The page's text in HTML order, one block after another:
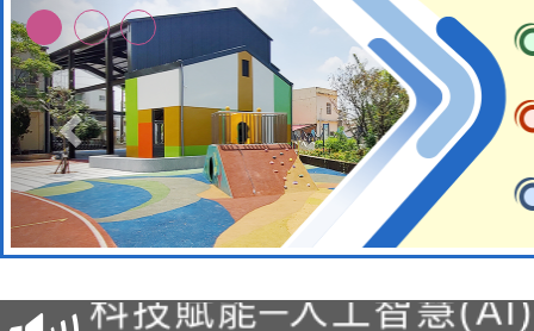
本館辦理115年度閱讀
暨閱讀推動專業研習
科技賦能─人工智慧